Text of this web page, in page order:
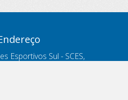
Esportivos Sul - SCES,